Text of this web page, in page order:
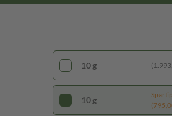
10 g
10 g